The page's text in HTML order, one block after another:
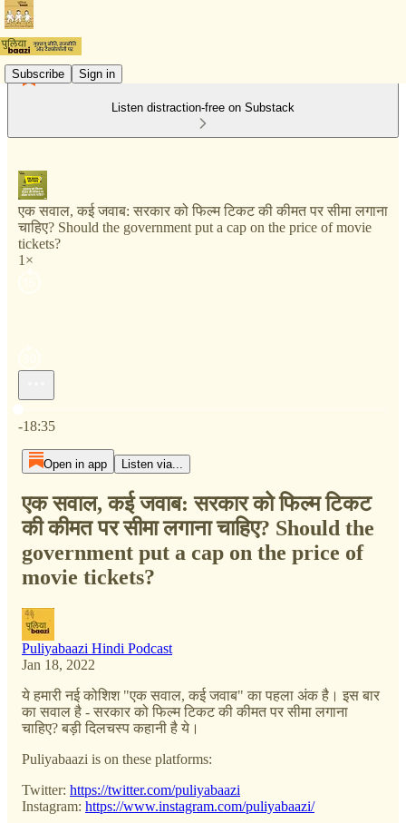
Subscribe Sign in
Listen distraction-free on Substack
एक सवाल, कई जवाब: सरकार को फिल्म टिकट की कीमत पर सीमा लगाना
चाहिए? Should the government put a cap on the price of movie
tickets?
1×
-18:35
Open in app Listen via...
एक सवाल, कई जवाब: सरकार को फिल्म टिकट
की कीमत पर सीमा लगाना चाहिए? Should the
government put a cap on the price of
movie tickets?
Puliyabaazi Hindi Podcast
Jan 18, 2022
ये हमारी नई कोशिश "एक सवाल, कई जवाब" का पहला अंक है। इस बार
का सवाल है - सरकार को फिल्म टिकट की कीमत पर सीमा लगाना
चाहिए? बड़ी दिलचस्प कहानी है ये।
Puliyabaazi is on these platforms:
Twitter: https://twitter.com/puliyabaazi
Instagram: https://www.instagram.com/puliyabaazi/